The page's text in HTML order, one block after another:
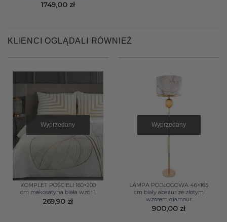
1749,00 zł
KLIENCI OGLĄDALI RÓWNIEŻ
Wyprzedany
KOMPLET POŚCIELI 160×200
cm makosatyna biała wzór 1
269,90 zł
Wyprzedany
LAMPA PODŁOGOWA 46×165
cm biały abażur ze złotym
wzorem glamour
900,00 zł